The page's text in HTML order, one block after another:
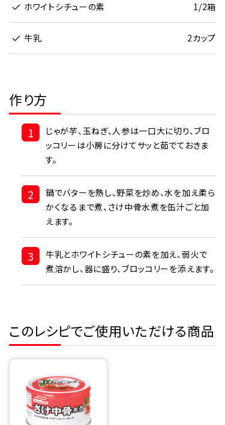
ホワイトシチューの素 1/2箱
牛乳 2カップ
作り方
1
じゃが芋、玉ねぎ、人参は一口大に切り、ブロ
ッコリーは小房に分けてサッと茹でておきま
す。
2
鍋でバターを熱し、野菜を炒め、水を加え柔ら
かくなるまで煮、さけ中骨水煮を缶汁ごと加
えます。
3
牛乳とホワイトシチューの素を加え、弱火で
煮溶かし、器に盛り、ブロッコリーを添えます。
このレシピでご使用いただける商品